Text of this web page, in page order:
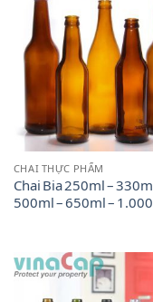
CHAI THỰC PHẨM
Chai Bia 250ml –
500ml – 650ml –